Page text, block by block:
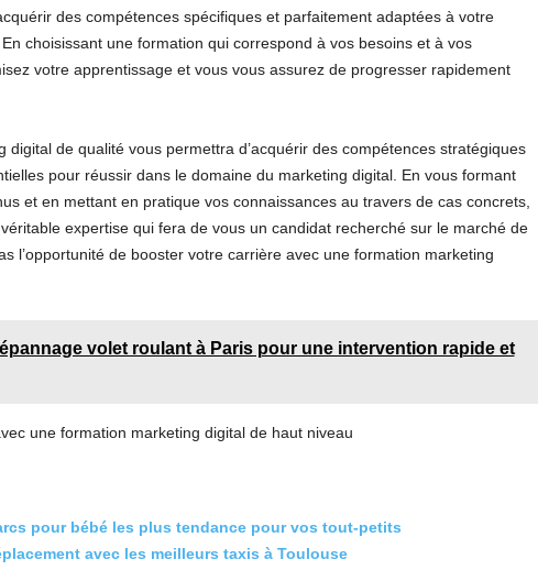
des compétences spécifiques et parfaitement adaptées à votre
choisissant une formation qui correspond à vos besoins et à vos
votre apprentissage et vous vous assurez de progresser rapidement
digital de qualité vous permettra d’acquérir des compétences stratégiques
pour réussir dans le domaine du marketing digital. En vous formant
et en mettant en pratique vos connaissances au travers de cas concrets,
expertise qui fera de vous un candidat recherché sur le marché de
l’opportunité de booster votre carrière avec une formation marketing
volet roulant à Paris pour une intervention rapide et
une formation marketing digital de haut niveau
pour bébé les plus tendance pour vos tout-petits
avec les meilleurs taxis à Toulouse